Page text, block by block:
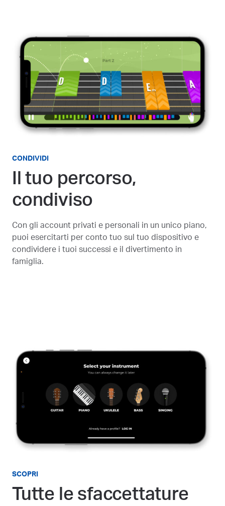
CONDIVIDI
Il tuo percorso,
condiviso
Con gli account privati e personali in un unico piano,
puoi esercitarti per conto tuo sul tuo dispositivo e
condividere i tuoi successi e il divertimento in
famiglia.
SCOPRI
Tutte le sfaccettature